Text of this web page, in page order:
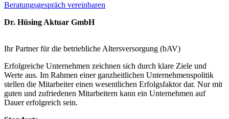
Beratungsgespräch vereinbaren
Dr. Hüsing Aktuar GmbH
Ihr Partner für die betriebliche Altersversorgung (bAV)
Erfolgreiche Unternehmen zeichnen sich durch klare Ziele und
Werte aus. Im Rahmen einer ganzheitlichen Unternehmenspolitik
stellen die Mitarbeiter einen wesentlichen Erfolgsfaktor dar. Nur mit
guten und zufriedenen Mitarbeitern kann ein Unternehmen auf
Dauer erfolgreich sein.